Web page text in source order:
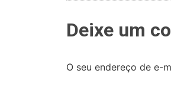
Deixe um
O seu endereço de e-